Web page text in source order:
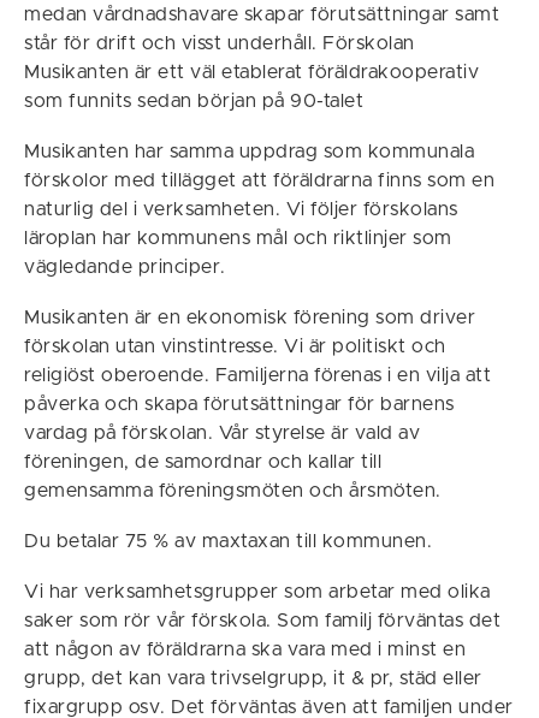
medan vårdnadshavare skapar förutsättningar samt
står för drift och visst underhåll. Förskolan
Musikanten är ett väl etablerat föräldrakooperativ
som funnits sedan början på 90-talet
Musikanten har samma uppdrag som kommunala
förskolor med tillägget att föräldrarna finns som en
naturlig del i verksamheten. Vi följer förskolans
läroplan har kommunens mål och riktlinjer som
vägledande principer.
Musikanten är en ekonomisk förening som driver
förskolan utan vinstintresse. Vi är politiskt och
religiöst oberoende. Familjerna förenas i en vilja att
påverka och skapa förutsättningar för barnens
vardag på förskolan. Vår styrelse är vald av
föreningen, de samordnar och kallar till
gemensamma föreningsmöten och årsmöten.
Du betalar 75 % av maxtaxan till kommunen.
Vi har verksamhetsgrupper som arbetar med olika
saker som rör vår förskola. Som familj förväntas det
att någon av föräldrarna ska vara med i minst en
grupp, det kan vara trivselgrupp, it & pr, städ eller
fixargrupp osv. Det förväntas även att familjen under